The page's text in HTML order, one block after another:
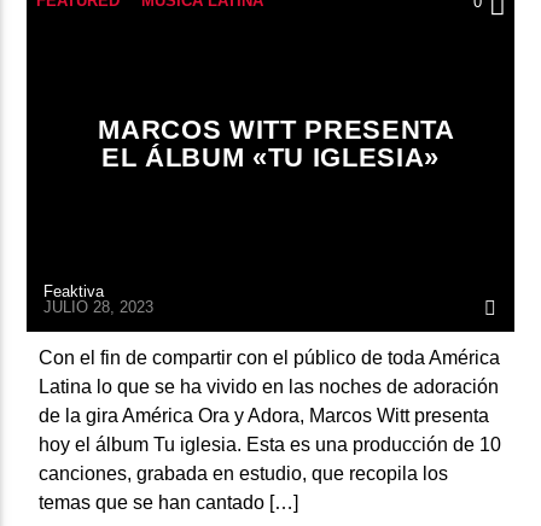
MARCOS WITT PRESENTA
EL ÁLBUM «TU IGLESIA»
Feaktiva
JULIO 28, 2023
Con el fin de compartir con el público de toda América
Latina lo que se ha vivido en las noches de adoración
de la gira América Ora y Adora, Marcos Witt presenta
hoy el álbum Tu iglesia. Esta es una producción de 10
canciones, grabada en estudio, que recopila los
temas que se han cantado […]